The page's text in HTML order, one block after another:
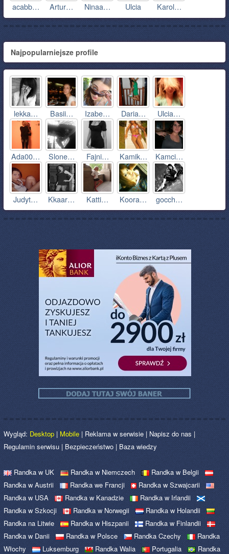
acabb… Artur… Ninaa… Ulcia Karol…
Najpopularniejsze profile
lekka… Basii… Izabe… Daria… Ulcia…
Ada00… Slone… Fajni… Kamik… Kamci…
Judyt… Kkaar… Katti… Koora… gocch…
Wygląd:Desktop| Mobile | Reklama w serwisie | Napisz do nas |
Regulamin serwisu | Bezpieczeństwo | Baza wiedzy
Randka w UK Randka w Niemczech
Randka w Belgii
Randka w Austrii
Randka we Francji
Randka w Szwajcarii
Randka w USA
Randka w Kanadzie
Randka w Irlandii
Randka w Szkocji
Randka w Norwegii
Randka w Holandii
Randka na Litwie
Randka w Hiszpanii
Randka w Finlandii
Randka w Danii
Randka w Polsce Randka Czechy
Randka
Włochy
Luksemburg Randka Walia Portugalia
Randka